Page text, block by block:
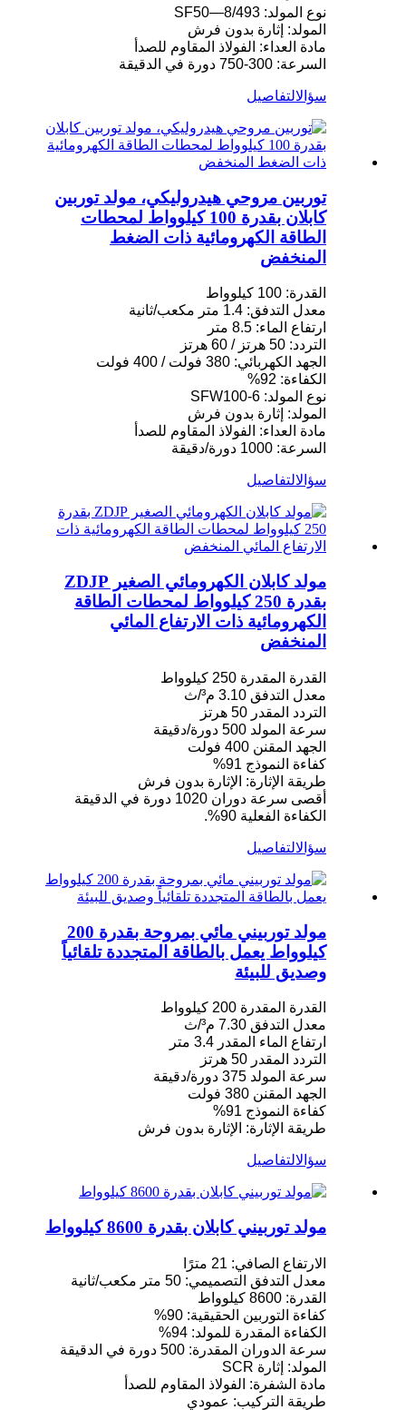
نوع المولد: SF50—8/493
المولد: إثارة بدون فرش
مادة العداء: الفولاذ المقاوم للصدأ
السرعة: 300-750 دورة في الدقيقة
سؤالالتفاصيل
توربين مروحي هيدروليكي، مولد توربين
كابلان بقدرة 100 كيلوواط لمحطات
الطاقة الكهرومائية ذات الضغط
المنخفض
القدرة: 100 كيلوواط
معدل التدفق: 1.4 متر مكعب/ثانية
ارتفاع الماء: 8.5 متر
التردد: 50 هرتز / 60 هرتز
الجهد الكهربائي: 380 فولت / 400 فولت
الكفاءة: 92%
نوع المولد: SFW100-6
المولد: إثارة بدون فرش
مادة العداء: الفولاذ المقاوم للصدأ
السرعة: 1000 دورة/دقيقة
سؤالالتفاصيل
مولد كابلان الكهرومائي الصغير ZDJP
بقدرة 250 كيلوواط لمحطات الطاقة
الكهرومائية ذات الارتفاع المائي
المنخفض
القدرة المقدرة 250 كيلوواط
معدل التدفق 3.10 م³/ث
التردد المقدر 50 هرتز
سرعة المولد 500 دورة/دقيقة
الجهد المقنن 400 فولت
كفاءة النموذج 91%
طريقة الإثارة: الإثارة بدون فرش
أقصى سرعة دوران 1020 دورة في الدقيقة
الكفاءة الفعلية 90%.
سؤالالتفاصيل
مولد توربيني مائي بمروحة بقدرة 200
كيلوواط يعمل بالطاقة المتجددة تلقائياً
وصديق للبيئة
القدرة المقدرة 200 كيلوواط
معدل التدفق 7.30 م³/ث
ارتفاع الماء المقدر 3.4 متر
التردد المقدر 50 هرتز
سرعة المولد 375 دورة/دقيقة
الجهد المقنن 380 فولت
كفاءة النموذج 91%
طريقة الإثارة: الإثارة بدون فرش
سؤالالتفاصيل
مولد توربيني كابلان بقدرة 8600 كيلوواط
الارتفاع الصافي: 21 مترًا
معدل التدفق التصميمي: 50 متر مكعب/ثانية
القدرة: 8600 كيلوواط
كفاءة التوربين الحقيقية: 90%
الكفاءة المقدرة للمولد: 94%
سرعة الدوران المقدرة: 500 دورة في الدقيقة
المولد: إثارة SCR
مادة الشفرة: الفولاذ المقاوم للصدأ
طريقة التركيب: عمودي